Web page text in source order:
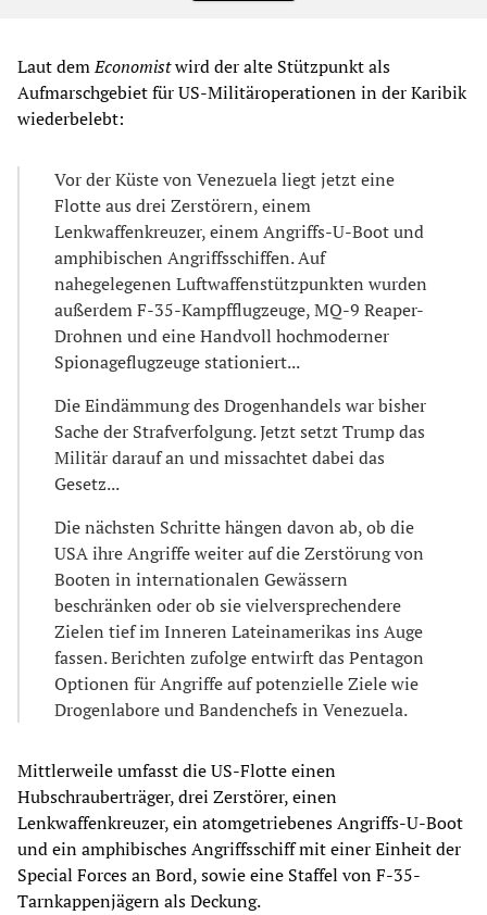
Laut demEconomistwird der alte Stützpunkt als
Aufmarschgebiet für US-Militäroperationen in der Karibik
wiederbelebt:
Vor der Küste von Venezuela liegt jetzt eine
Flotte aus drei Zerstörern, einem
Lenkwaffenkreuzer, einem Angriffs-U-Boot und
amphibischen Angriffsschiffen. Auf
nahegelegenen Luftwaffenstützpunkten wurden
außerdem F-35-Kampfflugzeuge, MQ-9 Reaper-
Drohnen und eine Handvoll hochmoderner
Spionageflugzeuge stationiert...
Die Eindämmung des Drogenhandels war bisher
Sache der Strafverfolgung. Jetzt setzt Trump das
Militär darauf an und missachtet dabei das
Gesetz...
Die nächsten Schritte hängen davon ab, ob die
USA ihre Angriffe weiter auf die Zerstörung von
Booten in internationalen Gewässern
beschränken oder ob sie vielversprechendere
Zielen tief im Inneren Lateinamerikas ins Auge
fassen. Berichten zufolge entwirft das Pentagon
Optionen für Angriffe auf potenzielle Ziele wie
Drogenlabore und Bandenchefs in Venezuela.
Mittlerweile umfasst die US-Flotte einen
Hubschrauberträger, drei Zerstörer, einen
Lenkwaffenkreuzer, ein atomgetriebenes Angriffs-U-Boot
und ein amphibisches Angriffsschiff mit einer Einheit der
Special Forces an Bord, sowie eine Staffel von F-35-
Tarnkappenjägern als Deckung.